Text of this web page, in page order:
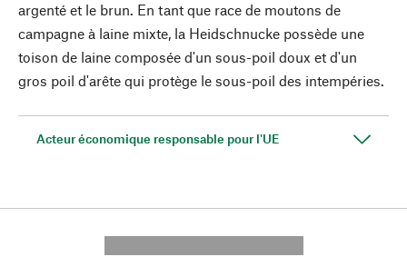
argenté et le brun. En tant que race de moutons de
campagne à laine mixte, la Heidschnucke possède une
toison de laine composée d'un sous-poil doux et d'un
gros poil d'arête qui protège le sous-poil des intempéries.
Acteur économique responsable pour l'UE